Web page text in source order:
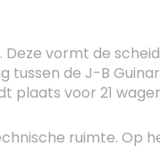
vormt de
de J-B
voor 21
ruimte. Op